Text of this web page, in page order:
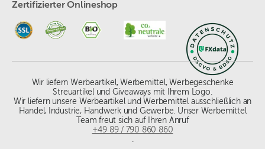
Zertifizierter Onlineshop
Wir liefern Werbeartikel, Werbemittel, Werbegeschenke
Streuartikel und Giveaways mit Ihrem Logo.
Wir liefern unsere Werbeartikel und Werbemittel ausschließlich an
Handel, Industrie, Handwerk und Gewerbe. Unser Werbemittel
Team freut sich auf Ihren Anruf
+49 89 / 790 860 860
.